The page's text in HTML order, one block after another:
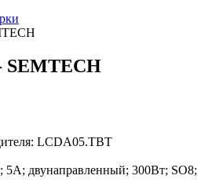
SEMTECH
LCDA05.TBT
5А; двунаправленный; 300Вт; SO8;